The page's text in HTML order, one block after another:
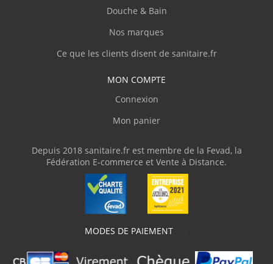
Douche & Bain
Nos marques
Ce que les clients disent de sanitaire.fr
MON COMPTE
Connexion
Mon panier
Depuis 2018 sanitaire.fr est membre de la Fevad, la
Fédération E-commerce et Vente à Distance.
MODES DE PAIEMENT